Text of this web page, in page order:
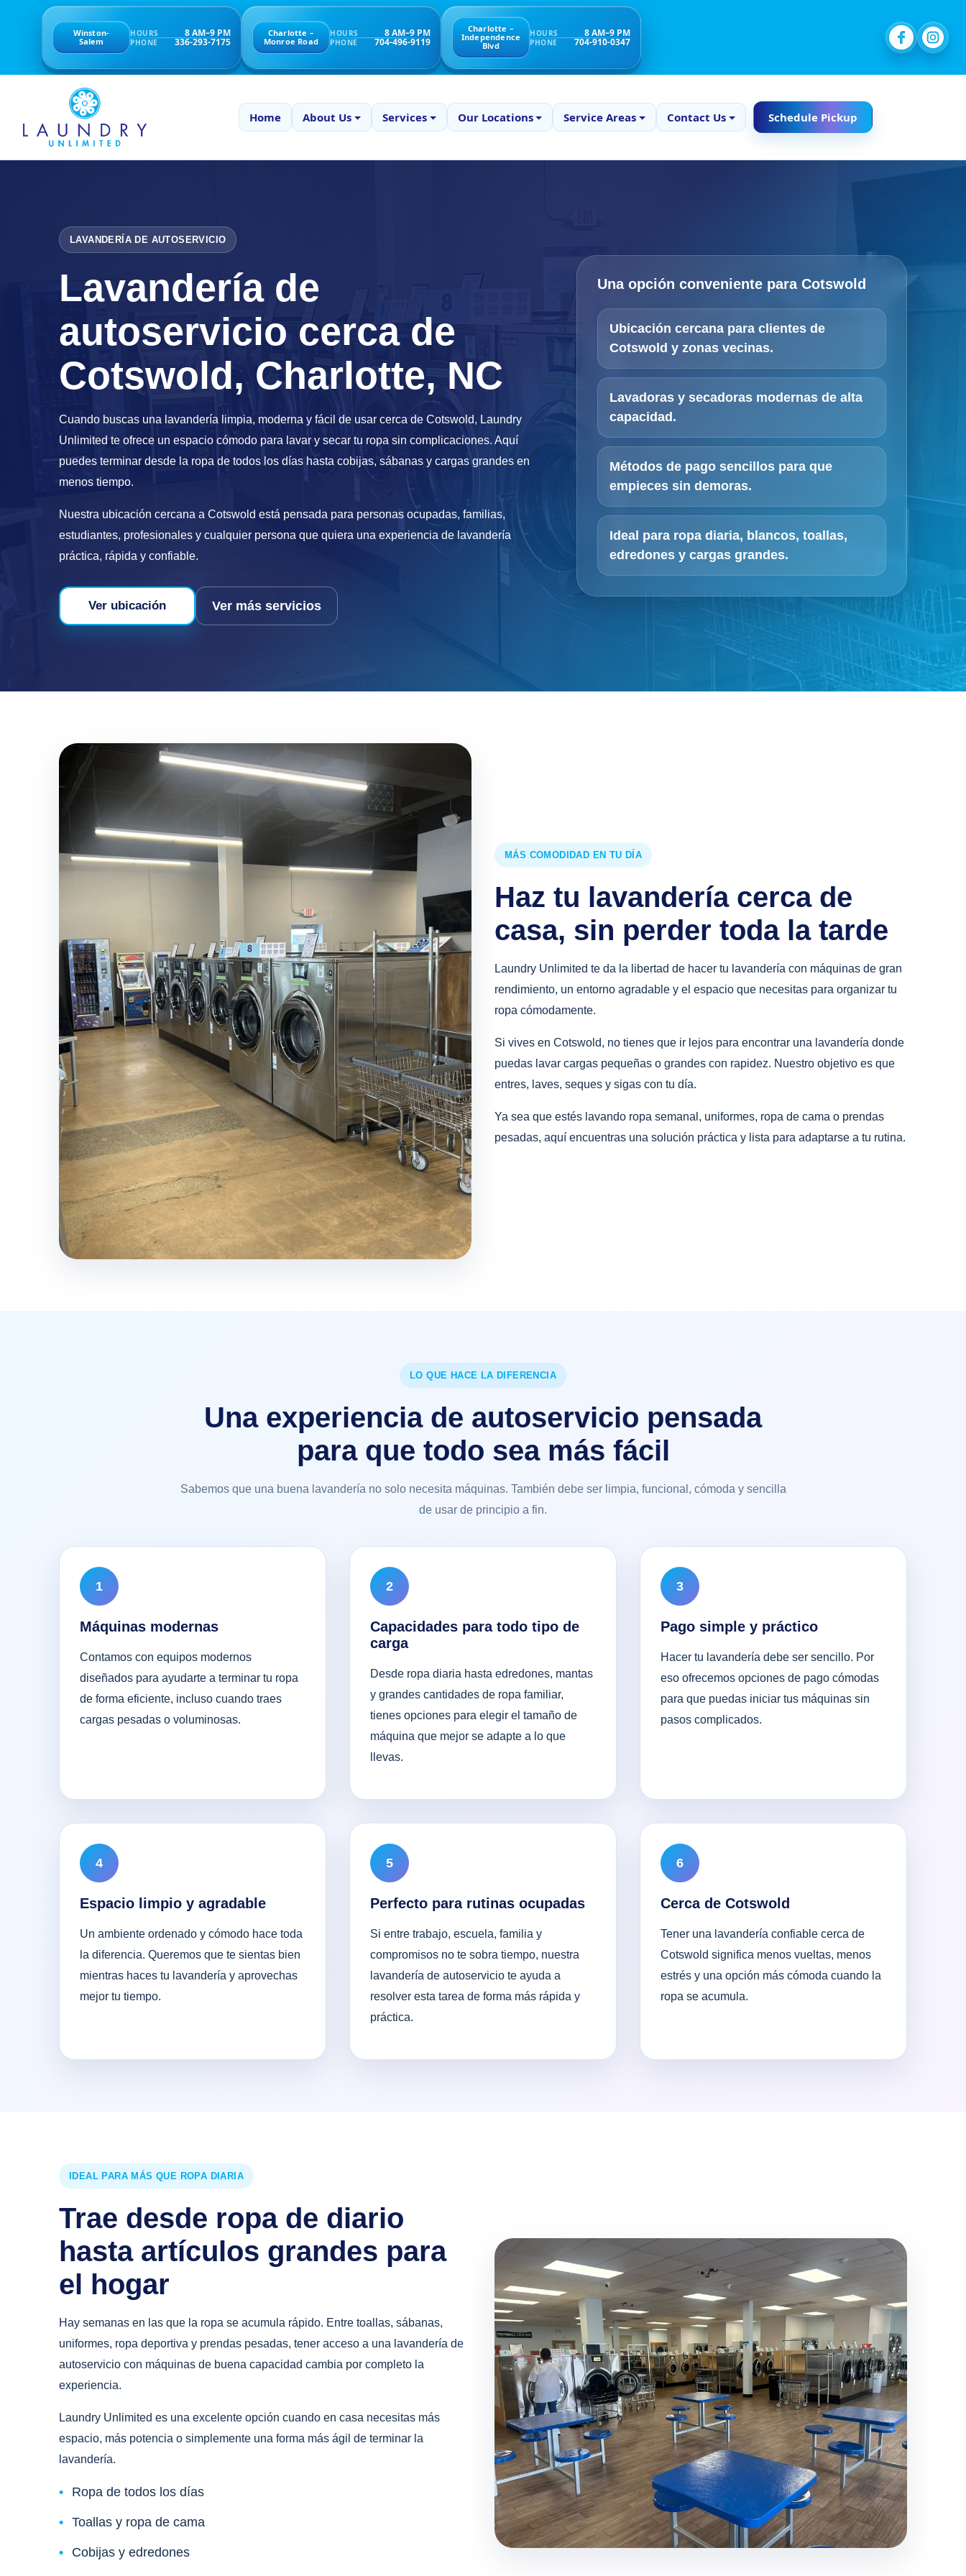
Winston-
Salem
HOURS 8 AM–9 PM
PHONE 336-293-7175
Charlotte –
Monroe Road
HOURS 8 AM–9 PM
PHONE 704-496-9119
Charlotte –
Independence
Blvd
HOURS 8 AM–9 PM
PHONE 704-910-0347
Home About Us Services Our Locations Service Areas Contact Us Schedule Pickup
LAVANDERÍA DE AUTOSERVICIO
Lavandería de
autoservicio cerca de
Cotswold, Charlotte, NC
Cuando buscas una lavandería limpia, moderna y fácil de usar cerca de Cotswold, Laundry
Unlimited te ofrece un espacio cómodo para lavar y secar tu ropa sin complicaciones. Aquí
puedes terminar desde la ropa de todos los días hasta cobijas, sábanas y cargas grandes en
menos tiempo.
Nuestra ubicación cercana a Cotswold está pensada para personas ocupadas, familias,
estudiantes, profesionales y cualquier persona que quiera una experiencia de lavandería
práctica, rápida y confiable.
Ver ubicación Ver más servicios
Una opción conveniente para Cotswold
Ubicación cercana para clientes de
Cotswold y zonas vecinas.
Lavadoras y secadoras modernas de alta
capacidad.
Métodos de pago sencillos para que
empieces sin demoras.
Ideal para ropa diaria, blancos, toallas,
edredones y cargas grandes.
MÁS COMODIDAD EN TU DÍA
Haz tu lavandería cerca de
casa, sin perder toda la tarde
Laundry Unlimited te da la libertad de hacer tu lavandería con máquinas de gran
rendimiento, un entorno agradable y el espacio que necesitas para organizar tu
ropa cómodamente.
Si vives en Cotswold, no tienes que ir lejos para encontrar una lavandería donde
puedas lavar cargas pequeñas o grandes con rapidez. Nuestro objetivo es que
entres, laves, seques y sigas con tu día.
Ya sea que estés lavando ropa semanal, uniformes, ropa de cama o prendas
pesadas, aquí encuentras una solución práctica y lista para adaptarse a tu rutina.
LO QUE HACE LA DIFERENCIA
Una experiencia de autoservicio pensada
para que todo sea más fácil
Sabemos que una buena lavandería no solo necesita máquinas. También debe ser limpia, funcional, cómoda y sencilla
de usar de principio a fin.
1
Máquinas modernas
Contamos con equipos modernos
diseñados para ayudarte a terminar tu ropa
de forma eficiente, incluso cuando traes
cargas pesadas o voluminosas.
2
Capacidades para todo tipo de
carga
Desde ropa diaria hasta edredones, mantas
y grandes cantidades de ropa familiar,
tienes opciones para elegir el tamaño de
máquina que mejor se adapte a lo que
llevas.
3
Pago simple y práctico
Hacer tu lavandería debe ser sencillo. Por
eso ofrecemos opciones de pago cómodas
para que puedas iniciar tus máquinas sin
pasos complicados.
4
Espacio limpio y agradable
Un ambiente ordenado y cómodo hace toda
la diferencia. Queremos que te sientas bien
mientras haces tu lavandería y aprovechas
mejor tu tiempo.
5
Perfecto para rutinas ocupadas
Si entre trabajo, escuela, familia y
compromisos no te sobra tiempo, nuestra
lavandería de autoservicio te ayuda a
resolver esta tarea de forma más rápida y
práctica.
6
Cerca de Cotswold
Tener una lavandería confiable cerca de
Cotswold significa menos vueltas, menos
estrés y una opción más cómoda cuando la
ropa se acumula.
IDEAL PARA MÁS QUE ROPA DIARIA
Trae desde ropa de diario
hasta artículos grandes para
el hogar
Hay semanas en las que la ropa se acumula rápido. Entre toallas, sábanas,
uniformes, ropa deportiva y prendas pesadas, tener acceso a una lavandería de
autoservicio con máquinas de buena capacidad cambia por completo la
experiencia.
Laundry Unlimited es una excelente opción cuando en casa necesitas más
espacio, más potencia o simplemente una forma más ágil de terminar la
lavandería.
Ropa de todos los días
Toallas y ropa de cama
Cobijas y edredones